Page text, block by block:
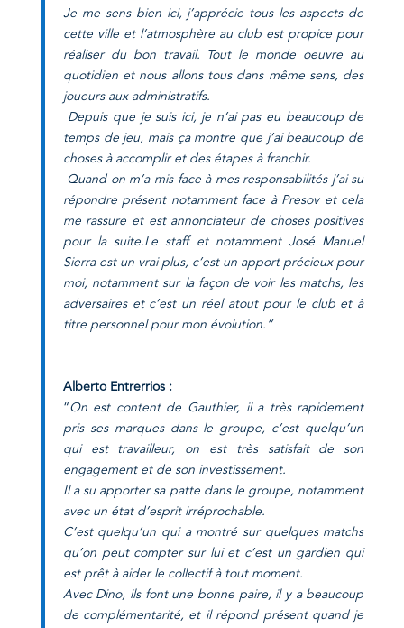
Je me sens bien ici, j’apprécie tous les aspects de
cette ville et l’atmosphère au club est propice pour
réaliser du bon travail. Tout le monde oeuvre au
quotidien et nous allons tous dans même sens, des
joueurs aux administratifs.
Depuis que je suis ici, je n’ai pas eu beaucoup de
temps de jeu, mais ça montre que j’ai beaucoup de
choses à accomplir et des étapes à franchir.
Quand on m’a mis face à mes responsabilités j’ai su
répondre présent notamment face à Presov et cela
me rassure et est annonciateur de choses positives
pour la suite.Le staff et notamment José Manuel
Sierra est un vrai plus, c’est un apport précieux pour
moi, notamment sur la façon de voir les matchs, les
adversaires et c’est un réel atout pour le club et à
titre personnel pour mon évolution.”
Alberto Entrerrios :
“On est content de Gauthier, il a très rapidement
pris ses marques dans le groupe, c’est quelqu’un
qui est travailleur, on est très satisfait de son
engagement et de son investissement.
Il a su apporter sa patte dans le groupe, notamment
avec un état d’esprit irréprochable.
C’est quelqu’un qui a montré sur quelques matchs
qu’on peut compter sur lui et c’est un gardien qui
est prêt à aider le collectif à tout moment.
Avec Dino, ils font une bonne paire, il y a beaucoup
de complémentarité, et il répond présent quand je